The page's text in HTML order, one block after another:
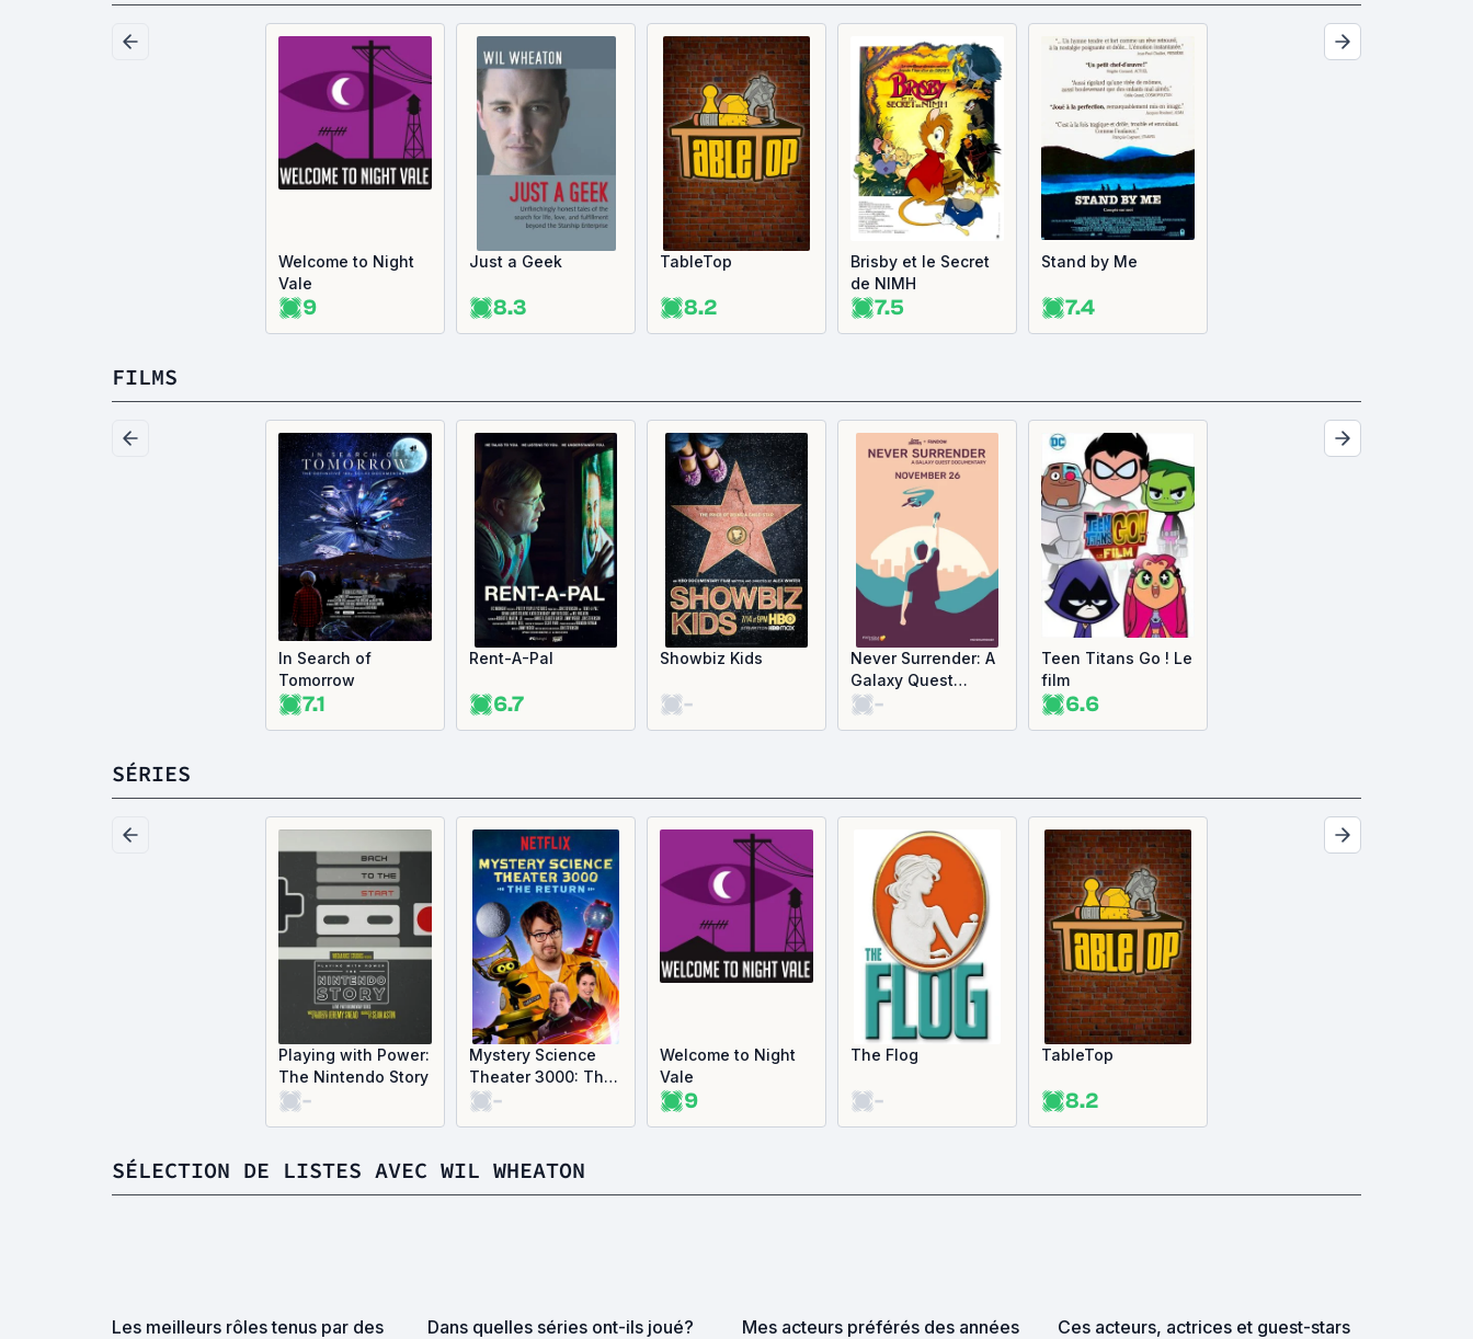
Welcome to Night
Vale
9
Just a Geek
8.3
TableTop
8.2
Brisby et le Secret
de NIMH
7.5
Stand by Me
7.4
FILMS
In Search of
Tomorrow
7.1
Rent-A-Pal
6.7
Showbiz Kids
-
Never Surrender: A
Galaxy Quest
Documentary
-
Teen Titans Go ! Le
film
6.6
SÉRIES
Playing with Power:
The Nintendo Story
-
Mystery Science
Theater 3000: The
Return
-
Welcome to Night
Vale
9
The Flog
-
TableTop
8.2
SÉLECTION DE LISTES AVEC WIL WHEATON
Les meilleurs rôles tenus par des
Dans quelles séries ont-ils joué?
Mes acteurs préférés des années
Ces acteurs, actrices et guest-stars